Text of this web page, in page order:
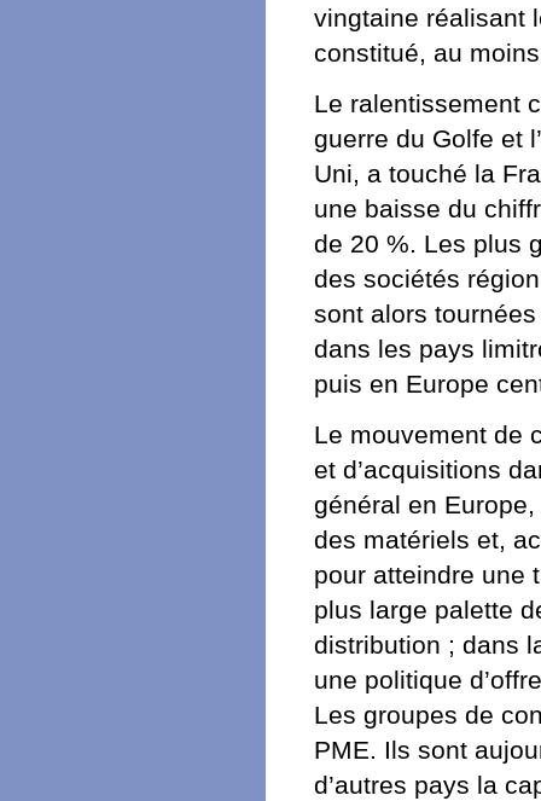
vingtaine réalisant
constitué, au
Le ralentissement
guerre du Golfe et
Uni, a touché la
une baisse du
de 20 %. Les plus
des sociétés
sont alors
dans les pays
puis en Europe
Le mouvement de
et d’acquisitions
général en
des matériels et,
pour atteindre une
plus large palette
distribution ; dans
une politique
Les groupes de
PME. Ils sont
d’autres pays la